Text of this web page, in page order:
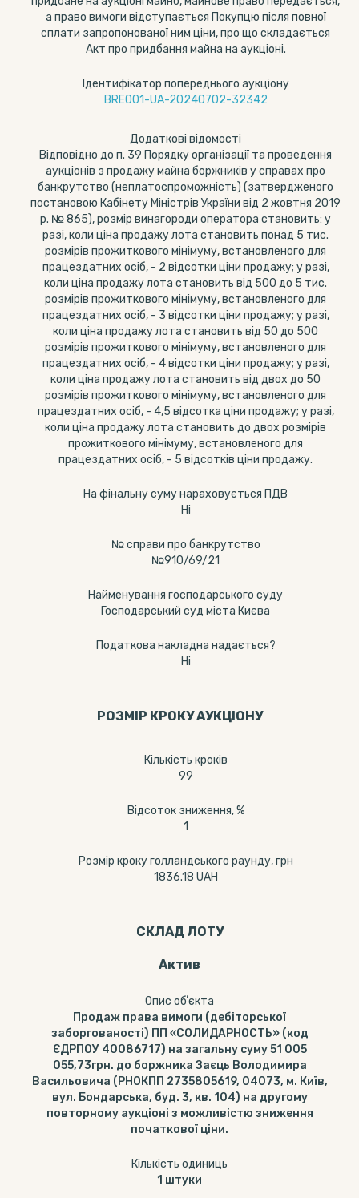
а право вимоги відступається Покупцю після повної
сплати запропонованої ним ціни, про що складається
Акт про придбання майна на аукціоні.
Ідентифікатор попереднього аукціону
BRE001-UA-20240702-32342
Додаткові відомості
Відповідно до п. 39 Порядку організації та проведення
аукціонів з продажу майна боржників у справах про
банкрутство (неплатоспроможність) (затвердженого
постановою Кабінету Міністрів України від 2 жовтня 2019
р. № 865), розмір винагороди оператора становить: у
разі, коли ціна продажу лота становить понад 5 тис.
розмірів прожиткового мінімуму, встановленого для
працездатних осіб, - 2 відсотки ціни продажу; у разі,
коли ціна продажу лота становить від 500 до 5 тис.
розмірів прожиткового мінімуму, встановленого для
працездатних осіб, - 3 відсотки ціни продажу; у разі,
коли ціна продажу лота становить від 50 до 500
розмірів прожиткового мінімуму, встановленого для
працездатних осіб, - 4 відсотки ціни продажу; у разі,
коли ціна продажу лота становить від двох до 50
розмірів прожиткового мінімуму, встановленого для
працездатних осіб, - 4,5 відсотка ціни продажу; у разі,
коли ціна продажу лота становить до двох розмірів
прожиткового мінімуму, встановленого для
працездатних осіб, - 5 відсотків ціни продажу.
На фінальну суму нараховується ПДВ
Ні
№ справи про банкрутство
№910/69/21
Найменування господарського суду
Господарський суд міста Києва
Податкова накладна надається?
Ні
РОЗМІР КРОКУ АУКЦІОНУ
Кількість кроків
99
Відсоток зниження, %
1
Розмір кроку голландського раунду, грн
1836.18 UAH
СКЛАД ЛОТУ
Актив
Опис обʼєкта
Продаж права вимоги (дебіторської
заборгованості) ПП «СОЛИДАРНОСТЬ» (код
ЄДРПОУ 40086717) на загальну суму 51 005
055,73грн. до боржника Заєць Володимира
Васильовича (РНОКПП 2735805619, 04073, м. Київ,
вул. Бондарська, буд. 3, кв. 104) на другому
повторному аукціоні з можливістю зниження
початкової ціни.
Кількість одиниць
1 штуки